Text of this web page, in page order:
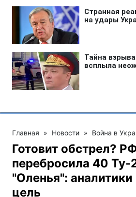
Главная » Новости » Война в
Готовит обстрел?
перебросила 40
"Оленья": аналитики
цель